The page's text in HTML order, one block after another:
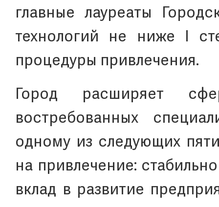
главные лауреаты
технологий не ниже I
процедуры привлечения.
Город расширяет
востребованных
одному из следующих
на привлечение:
вклад в развитие